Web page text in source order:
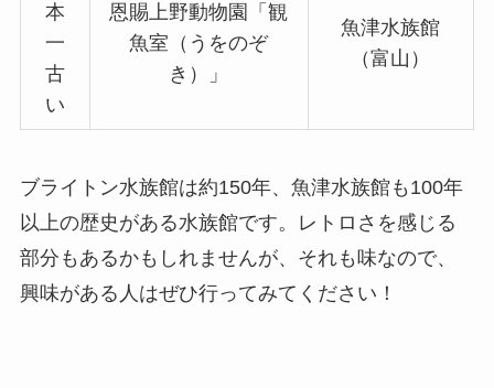
本
一
古
い
恩賜上野動物園「観
魚室（うをのぞ
き）」
魚津水族館
（富山）
ブライトン水族館は約150年、魚津水族館も100年
以上の歴史がある水族館です。レトロさを感じる
部分もあるかもしれませんが、それも味なので、
興味がある人はぜひ行ってみてください！